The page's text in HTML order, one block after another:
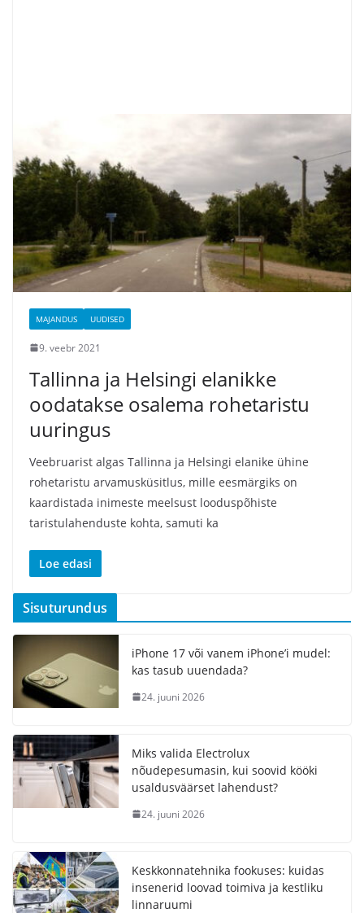
MAJANDUS UUDISED
9. veebr 2021
Tallinna ja Helsingi elanikke
oodatakse osalema rohetaristu
uuringus
Veebruarist algas Tallinna ja Helsingi elanike ühine
rohetaristu arvamusküsitlus, mille eesmärgiks on
kaardistada inimeste meelsust looduspõhiste
taristulahenduste kohta, samuti ka
Loe edasi
Sisuturundus
iPhone 17 või vanem iPhone’i mudel:
kas tasub uuendada?
24. juuni 2026
Miks valida Electrolux
nõudepesumasin, kui soovid kööki
usaldusväärset lahendust?
24. juuni 2026
Keskkonnatehnika fookuses: kuidas
insenerid loovad toimiva ja kestliku
linnaruumi